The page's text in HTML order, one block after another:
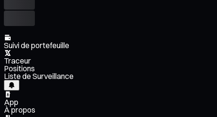
Suivi de portefeuille
Traceur
Positions
Liste de Surveillance
App
À propos